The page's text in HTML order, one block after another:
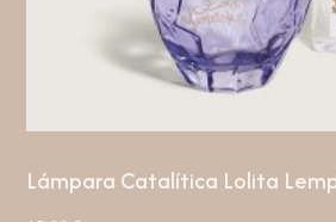
Lámpara Catalítica Lolita